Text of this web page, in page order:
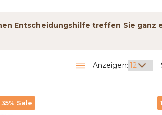
Entscheidungshilfe treffen Sie ganz
Anzeigen:
35% Sale